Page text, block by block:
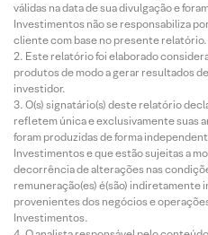
válidas na data de sua divulgação e
Investimentos não se responsabiliza
cliente com base no presente relatório.
Este relatório foi elaborado
produtos de modo a gerar resultados
investidor.
O(s) signatário(s) deste relatório
refletem única e exclusivamente suas
foram produzidas de forma
Investimentos e que estão sujeitas a
decorrência de alterações nas
remuneração(es) é(são) indiretamente
provenientes dos negócios e
Investimentos.